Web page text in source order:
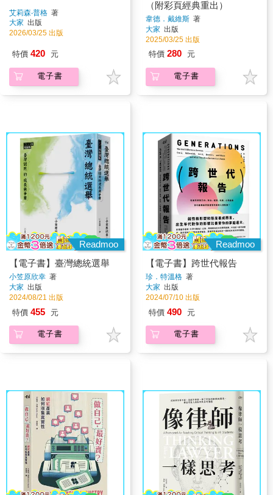
艾莉森‧普格 著
大家 出版
2026/03/25 出版
特價 420 元
電子書
（附彩頁經典重出）
韋德．戴維斯 著
大家 出版
2025/03/25 出版
特價 280 元
電子書
Readmoo
【電子書】臺灣總統選舉
小笠原欣幸 著
大家 出版
2024/08/21 出版
特價 455 元
電子書
Readmoo
【電子書】跨世代報告
珍．特溫格 著
大家 出版
2024/07/10 出版
特價 490 元
電子書